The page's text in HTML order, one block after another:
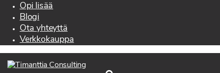
Opi lisää
Blogi
Ota yhteyttä
Verkkokauppa